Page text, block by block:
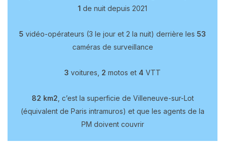
1 de nuit depuis 2021
5 vidéo-opérateurs (3 le jour et 2 la nuit) derrière les 53
caméras de surveillance
3 voitures, 2 motos et 4 VTT
82 km2 , c’est la superficie de Villeneuve-sur-Lot
(équivalent de Paris intramuros) et que les agents de la
PM doivent couvrir